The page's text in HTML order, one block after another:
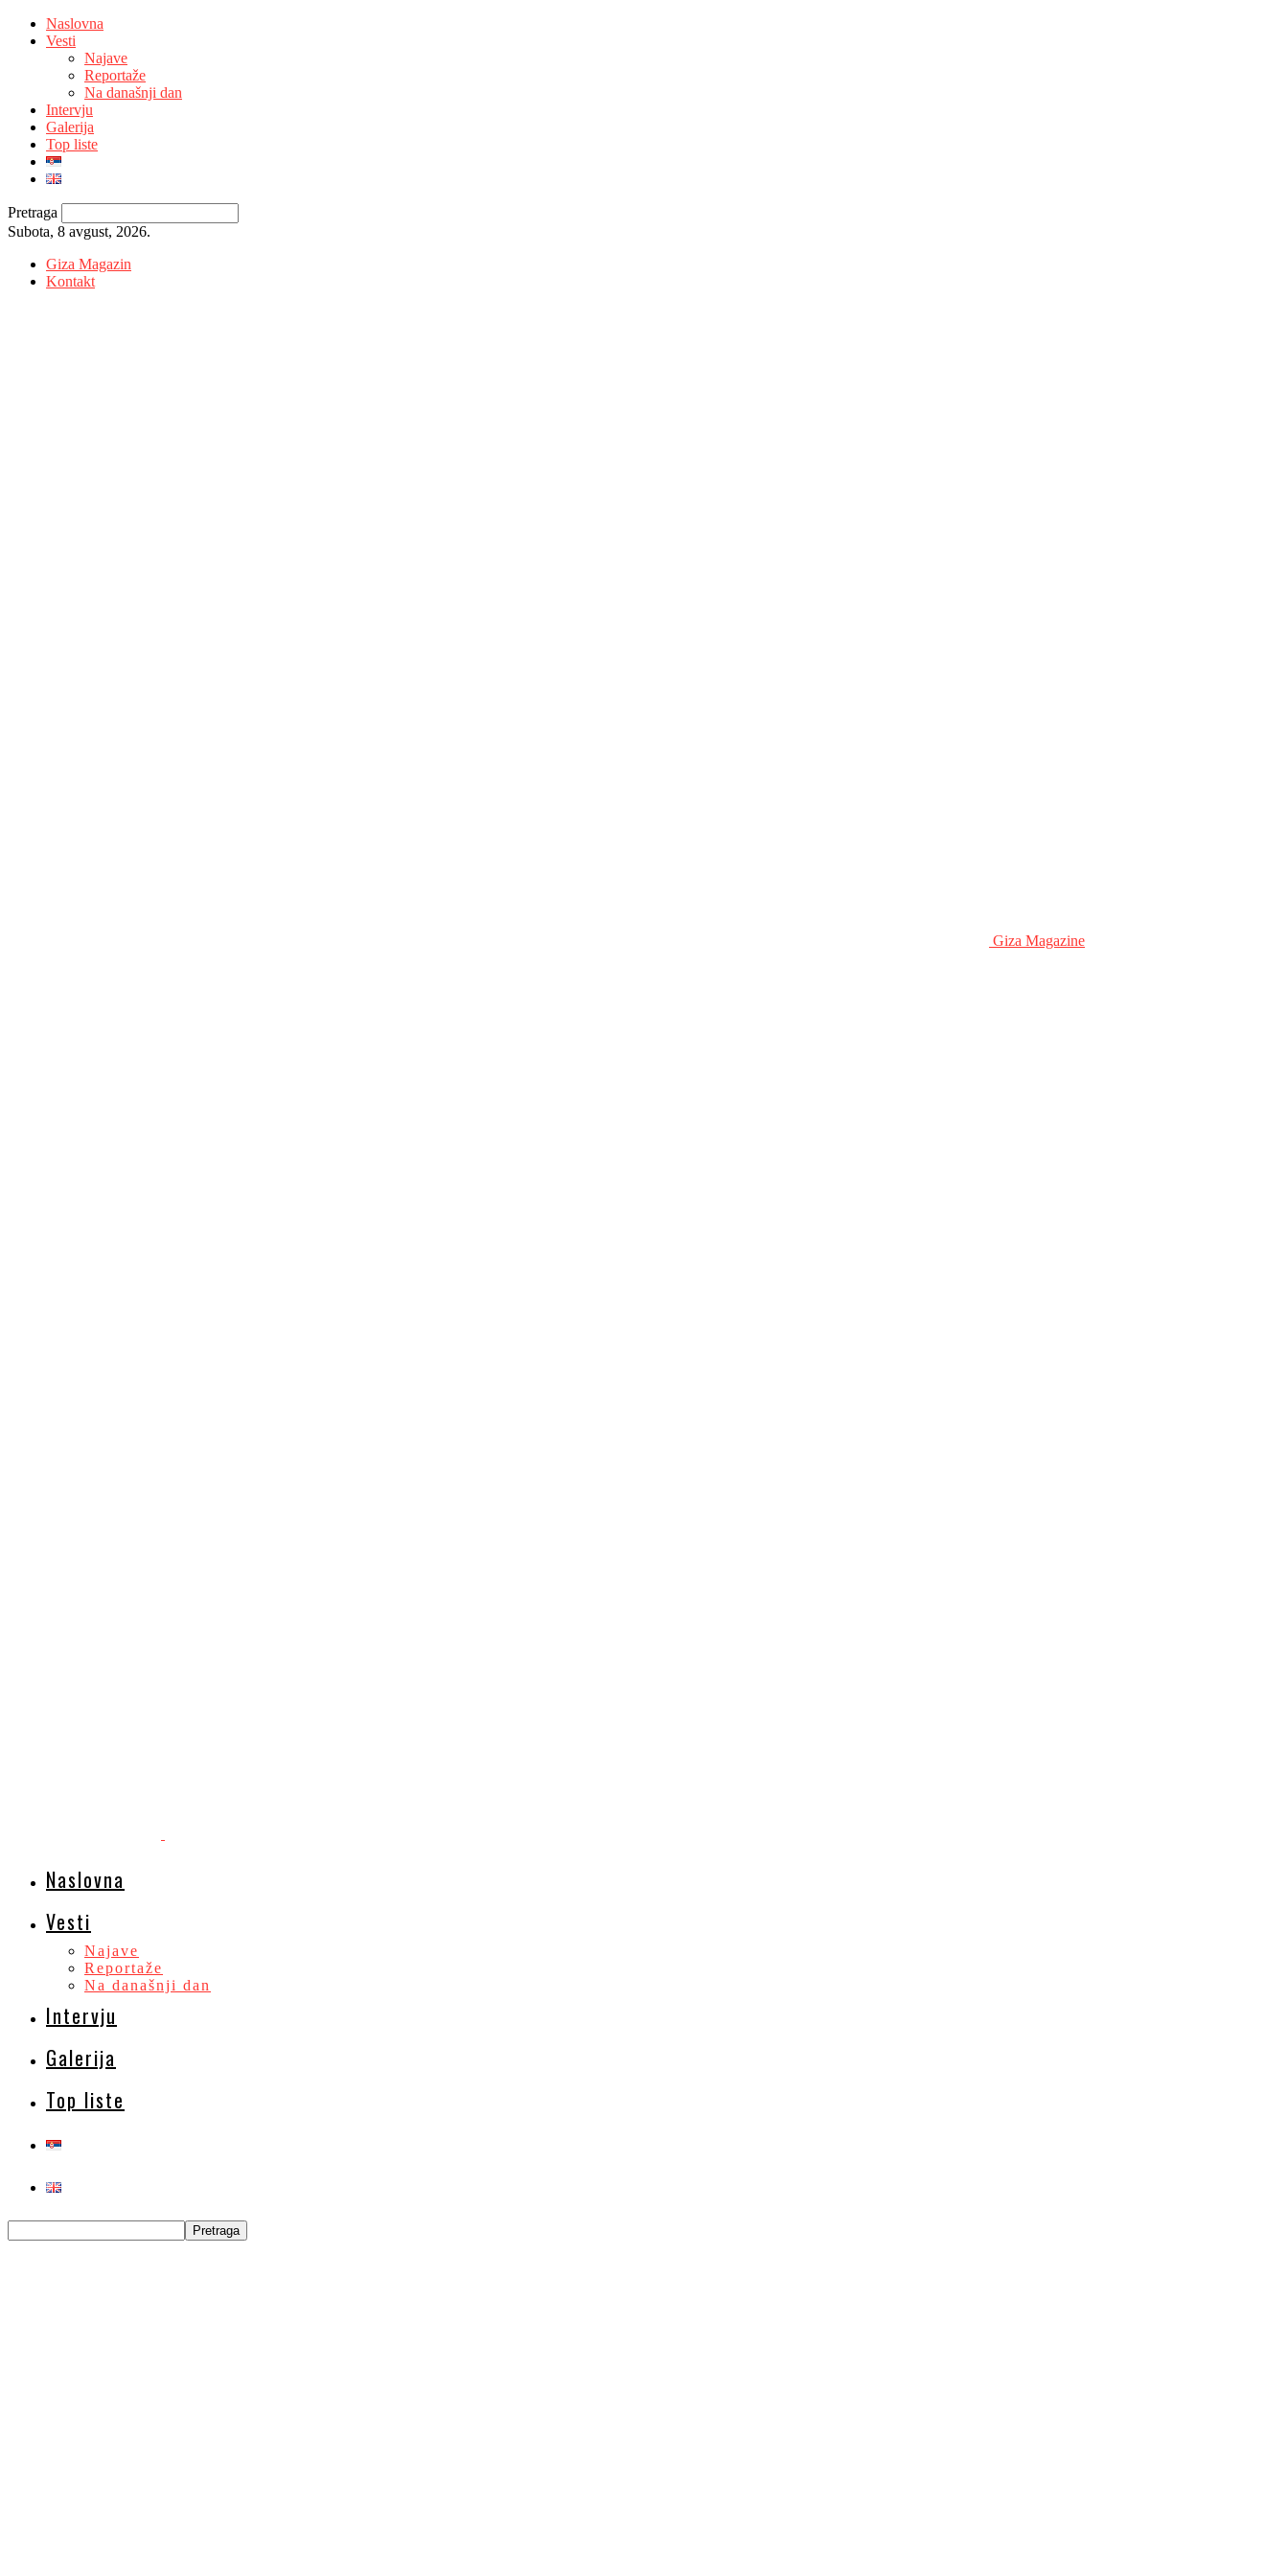
Naslovna
Vesti
Najave
Reportaže
Na današnji dan
Intervju
Galerija
Top liste
Pretraga
Subota, 8 avgust, 2026.
Giza Magazin
Kontakt
Giza Magazine
Naslovna
Vesti
Najave
Reportaže
Na današnji dan
Intervju
Galerija
Top liste